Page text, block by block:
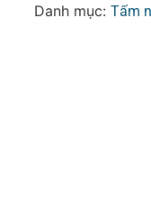
Danh mục: Tấm